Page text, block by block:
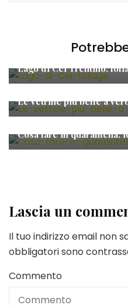
Lago di Cei Trentino:
Destinazioni,Europa,
Le Vetrine più belle a
Viaggi
Cosa fare in quarantena:
Lascia un
Il tuo indirizzo email non
obbligatori sono
Commento